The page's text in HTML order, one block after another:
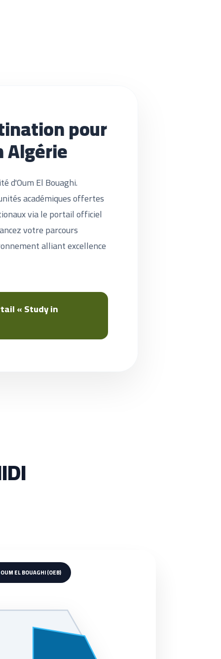
pour
d'Oum El Bouaghi.
académiques offertes
via le portail officiel
votre parcours
alliant excellence
« Study in
OUM EL BOUAGHI (OEB)